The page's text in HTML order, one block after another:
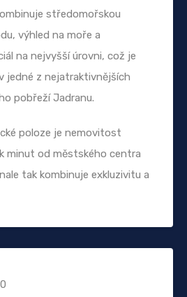
středomořskou
výhled na moře a
na nejvyšší úrovni, což je
jedné z nejatraktivnějších
pobřeží Jadranu.
poloze je nemovitost
minut od městského centra
tak kombinuje exkluzivitu a